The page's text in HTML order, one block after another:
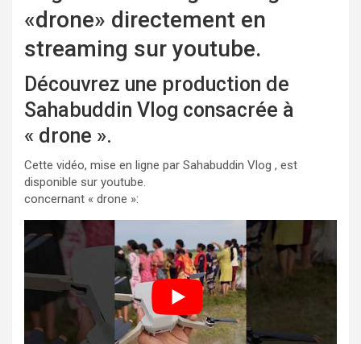
«drone» directement en
streaming sur youtube.
Découvrez une production de
Sahabuddin Vlog consacrée à
« drone ».
Cette vidéo, mise en ligne par Sahabuddin Vlog , est
disponible sur youtube.
concernant « drone »: